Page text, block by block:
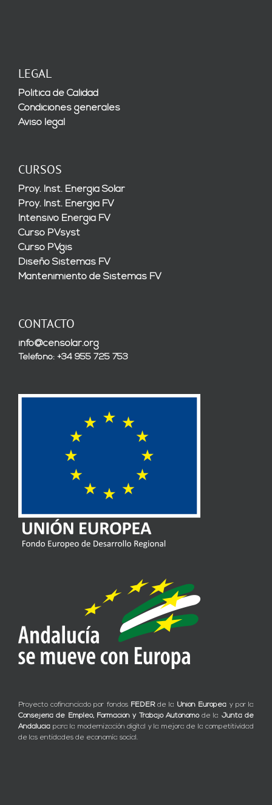
LEGAL
Política de Calidad
Condiciones generales
Aviso legal
CURSOS
Proy. Inst. Energía Solar
Proy. Inst. Energía FV
Intensivo Energía FV
Curso PVsyst
Curso PVgis
Diseño Sistemas FV
Mantenimiento de Sistemas FV
CONTACTO
info@censolar.org
Teléfono: +34 955 725 753
Proyecto cofinanciado por fondos FEDERde la Unión Europea y por la
Consejería de Empleo, Formación y Trabajo Autónomode la Junta de
Andalucía para la modernización digital y la mejora de la competitividad
de las entidades de economía social.